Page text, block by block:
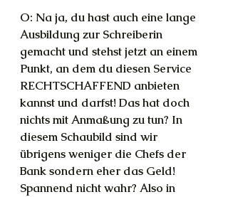
O: Na ja, du hast auch eine lange
Ausbildung zur Schreiberin
gemacht und stehst jetzt an einem
Punkt, an dem du diesen Service
RECHTSCHAFFEND anbieten
kannst und darfst! Das hat doch
nichts mit Anmaßung zu tun? In
diesem Schaubild sind wir
übrigens weniger die Chefs der
Bank sondern eher das Geld!
Spannend nicht wahr? Also in